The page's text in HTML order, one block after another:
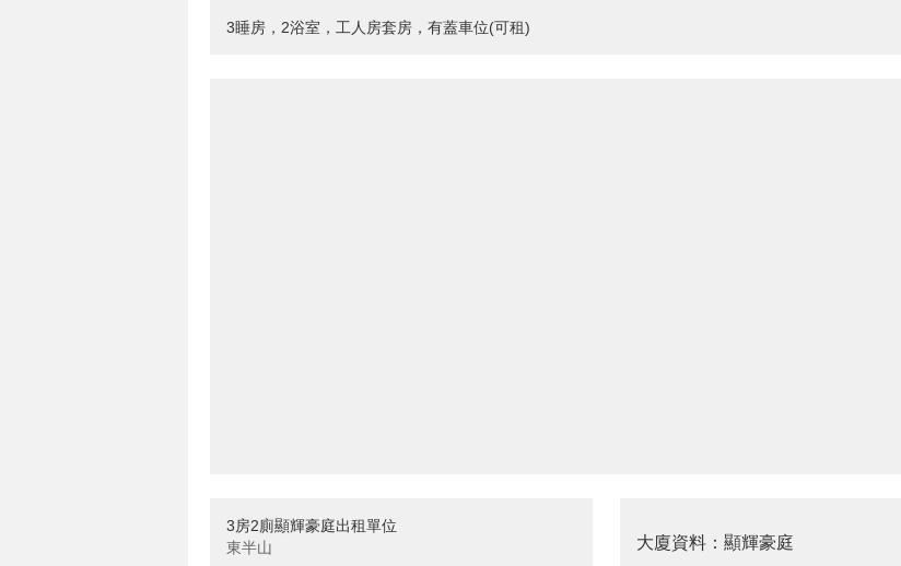
3睡房，2浴室，工人房套房，有蓋車位(可租)
3房2廁顯輝豪庭出租單位
東半山
大廈資料：顯輝豪庭